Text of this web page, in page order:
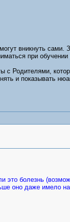
вникнуть
при обучении
Родителями,
и показывать
это болезнь
оно даже имело